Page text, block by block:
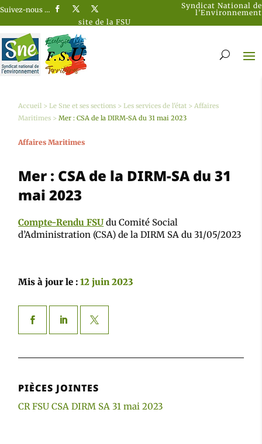
Suivez-nous …
Syndicat National de
l’Environnement
site de la FSU
Accueil >Le Sne et ses sections >Les services de l'état >Affaires
Maritimes >Mer : CSA de la DIRM-SA du 31 mai 2023
Affaires Maritimes
Mer : CSA de la DIRM-SA du 31
mai 2023
Compte-Rendu FSU du Comité Social
d’Administration (CSA) de la DIRM SA du 31/05/2023
Mis à jour le :12 juin 2023
PIÈCES JOINTES
CR FSU CSA DIRM SA 31 mai 2023